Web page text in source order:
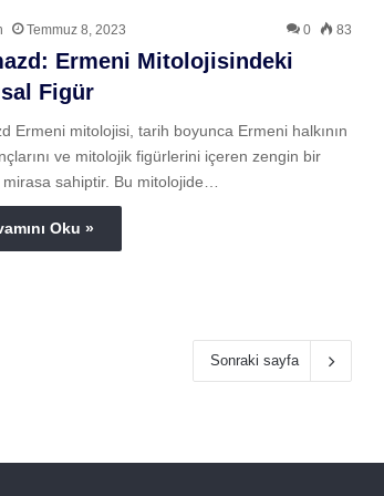
Temmuz 8, 2023 0 83
Ermeni Mitolojisindeki
Figür
Ermeni mitolojisi, tarih boyunca Ermeni halkının
ve mitolojik figürlerini içeren zengin bir
sahiptir. Bu mitolojide…
Oku »
Sonraki sayfa